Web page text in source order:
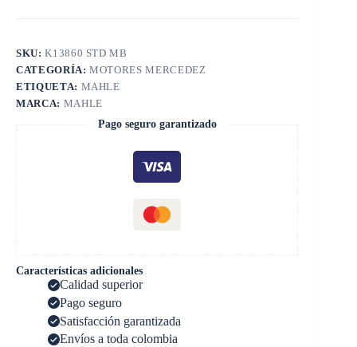
cantidad
SKU:K13860 STD MB
CATEGORÍA:MOTORES MERCEDEZ
ETIQUETA: MAHLE
MARCA: MAHLE
Pago seguro garantizado
Características adicionales
Calidad superior
Pago seguro
Satisfacción garantizada
Envíos a toda colombia